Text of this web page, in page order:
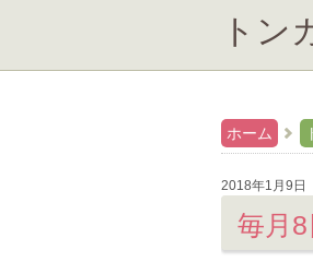
トン
ホーム
2018年1月9日
毎月